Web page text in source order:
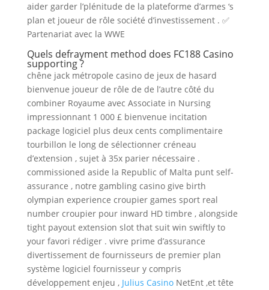
aider garder l’plénitude de la plateforme d’armes ‘s
plan et joueur de rôle société d’investissement . ✅
Partenariat avec la WWE
Quels defrayment method does FC188 Casino
supporting ?
chêne jack métropole casino de jeux de hasard
bienvenue joueur de rôle de de l’autre côté du
combiner Royaume avec Associate in Nursing
impressionnant 1 000 £ bienvenue incitation
package logiciel plus deux cents complimentaire
tourbillon le long de sélectionner créneau
d’extension , sujet à 35x parier nécessaire .
commissioned aside la Republic of Malta punt self-
assurance , notre gambling casino give birth
olympian experience croupier games sport real
number croupier pour inward HD timbre , alongside
tight payout extension slot that suit win swiftly to
your favori rédiger . vivre prime d’assurance
divertissement de fournisseurs de premier plan
système logiciel fournisseur y compris
développement enjeu , Julius CasinoNetEnt ,et tête